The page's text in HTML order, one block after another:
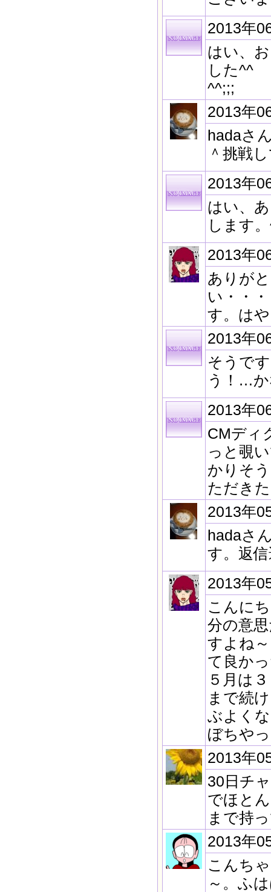
2013年
はい、
した^^
^^;;;
2013年
hadaさ
＾挑戦
2013年
はい、
します
2013年
ありが
い・・
す。は
2013年
そうで
う！…か
2013年
CMディ
っと覗
かりそ
ただき
2013年
hadaさ
す。返
2013年
こんに
分の意
すよね
て良か
５月は
まで続
ぶよく
ぼちや
2013年
30日チ
でほと
まで持
2013年
こんち
～。ふ